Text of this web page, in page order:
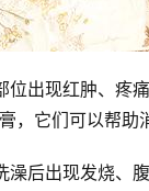
位出现红肿、疼
，它们可以帮助
澡后出现发烧、